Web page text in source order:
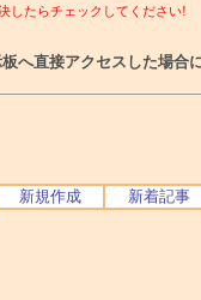
したらチェックしてください!
へ直接アクセスした場合
新規作成 新着記事